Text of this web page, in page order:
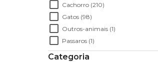
Cachorro (210)
Gatos (98)
Outros-animais (1)
Passaros (1)
Categoria